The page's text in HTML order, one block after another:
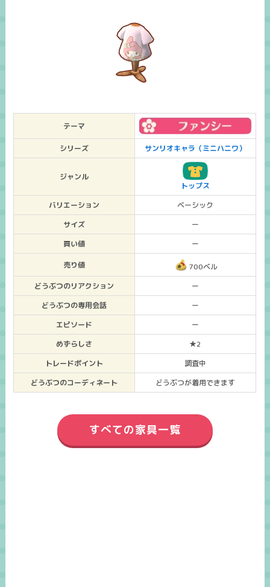
テーマ
シリーズ サンリオキャラ（ミニハニワ）
ジャンル
トップス
バリエーション
ベーシック
サイズ
ー
買い値
ー
売り値
700ベル
どうぶつのリアクション
ー
どうぶつの専用会話
ー
エピソード
ー
めずらしさ
★2
トレードポイント
調査中
どうぶつのコーディネート
どうぶつが着用できます
すべての家具一覧